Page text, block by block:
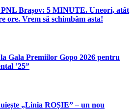
PNL Brașov: 5 MINUTE. Uneori, atât
ore. Vrem să schimbăm asta!
Gala Premiilor Gopo 2026 pentru
’25”
„Linia ROȘIE” – un nou